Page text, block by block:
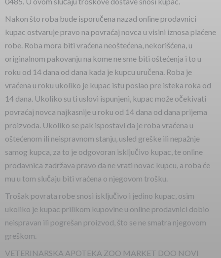
Nakon što roba bude isporučena nazad online prodavnici
kupac ostvaruje pravo na povraćaj novca u visini iznosa plaćene
robe. Roba mora biti vraćena neoštećena, nekorišćena, u
originalnom pakovanju na kome ne sme biti oštećenja i to u
roku od 14 dana od dana kada je kupcu uručena. Roba je
vraćena u roku ukoliko je kupac istu poslao pre isteka roka od
14 dana. Ukoliko su ti uslovi ispunjeni, kupac može očekivati
povraćaj novca najkasnije u roku od 14 dana od dana prijema
proizvoda. Ukoliko se pak ispostavi da je roba vraćena u
oštećenom ili neispravnom stanju, usled greške ili nepažnje
samog kupca, za to je odgovoran isključivo kupac, te online
prodavnica zadržava pravo da ne vrati novac kupcu, a roba će
mu u tom slučaju biti vraćena o njegovom trošku.
Trošak povrata robe snosi isključivo i jedino kupac, osim
ukoliko je kupac prilikom kupovine u online prodavnici dobio
neispravan ili pogrešan proizvod, što se ne smatra njegovom
greškom.
VETERINARSKA APOTEKA ZOO MARKET DOO NOVI